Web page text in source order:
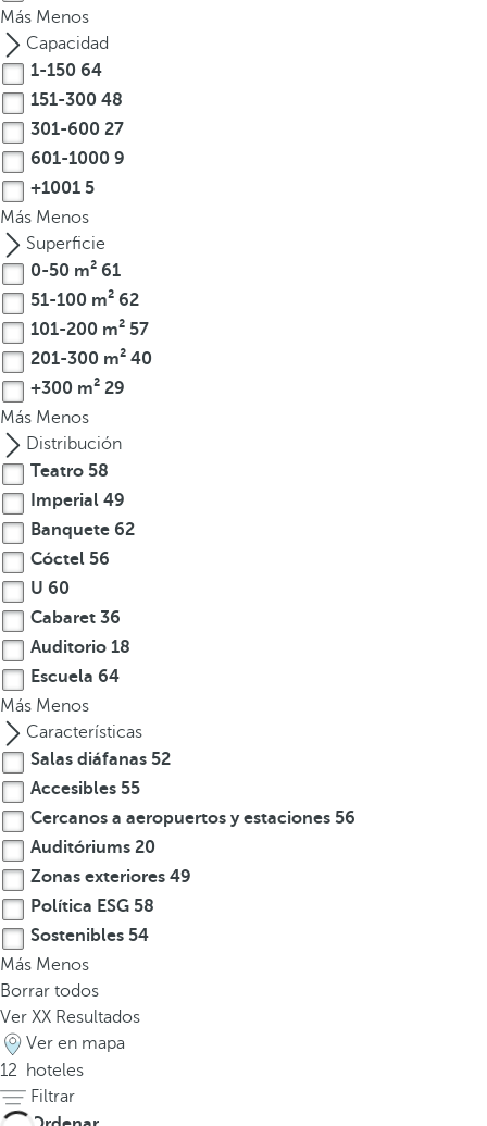
d
e
i
n
t
r
o
u
c
i
r
t
r
e
s
o
m
á
c
a
r
a
c
t
e
r
e
s
p
u
e
d
e
s
p
u
l
s
a
r
Más Menos
Capacidad
1-150 64
151-300 48
301-600 27
601-1000 9
+1001 5
Más Menos
Superficie
0-50 m² 61
51-100 m² 62
101-200 m² 57
201-300 m² 40
+300 m² 29
Más Menos
Distribución
Teatro 58
Imperial 49
Banquete 62
Cóctel 56
U 60
Cabaret 36
Auditorio 18
Escuela 64
Más Menos
Características
Salas diáfanas 52
Accesibles 55
Cercanos a aeropuertos y estaciones 56
Auditóriums 20
Zonas exteriores 49
Política ESG 58
Sostenibles 54
Más Menos
Borrar todos
Ver XX Resultados
Ver en mapa
12
hoteles
Filtrar